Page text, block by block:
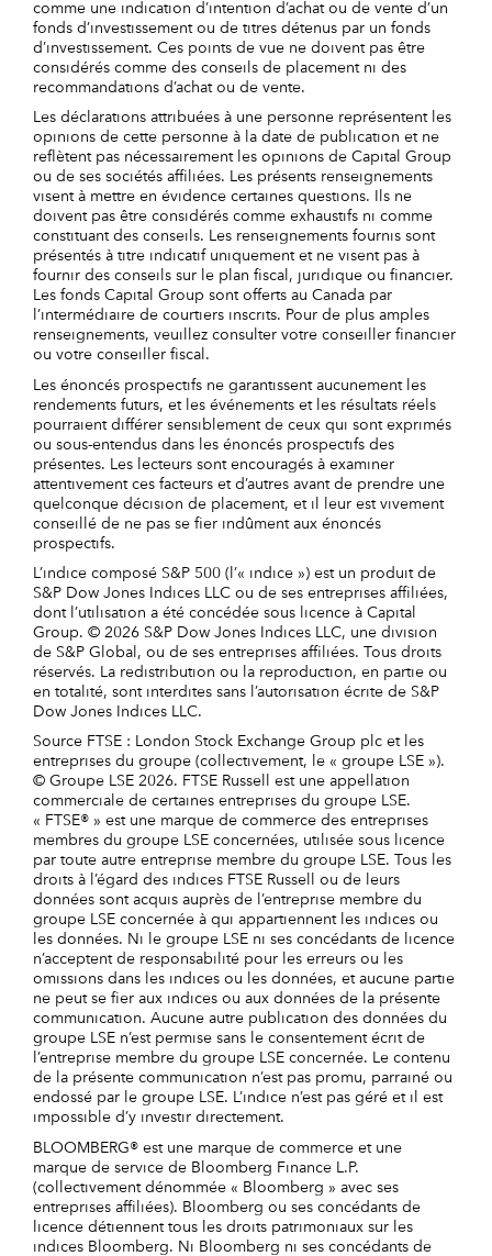
comme une indication d’intention d’achat ou de vente d’un
fonds d’investissement ou de titres détenus par un fonds
d’investissement. Ces points de vue ne doivent pas être
considérés comme des conseils de placement ni des
recommandations d’achat ou de vente.
Les déclarations attribuées à une personne représentent les
opinions de cette personne à la date de publication et ne
reflètent pas nécessairement les opinions de Capital Group
ou de ses sociétés affiliées. Les présents renseignements
visent à mettre en évidence certaines questions. Ils ne
doivent pas être considérés comme exhaustifs ni comme
constituant des conseils. Les renseignements fournis sont
présentés à titre indicatif uniquement et ne visent pas à
fournir des conseils sur le plan fiscal, juridique ou financier.
Les fonds Capital Group sont offerts au Canada par
l’intermédiaire de courtiers inscrits. Pour de plus amples
renseignements, veuillez consulter votre conseiller financier
ou votre conseiller fiscal.
Les énoncés prospectifs ne garantissent aucunement les
rendements futurs, et les événements et les résultats réels
pourraient différer sensiblement de ceux qui sont exprimés
ou sous-entendus dans les énoncés prospectifs des
présentes. Les lecteurs sont encouragés à examiner
attentivement ces facteurs et d’autres avant de prendre une
quelconque décision de placement, et il leur est vivement
conseillé de ne pas se fier indûment aux énoncés
prospectifs.
L’indice composé S&P 500 (l’« indice ») est un produit de
S&P Dow Jones Indices LLC ou de ses entreprises affiliées,
dont l’utilisation a été concédée sous licence à Capital
Group. © 2026 S&P Dow Jones Indices LLC, une division
de S&P Global, ou de ses entreprises affiliées. Tous droits
réservés. La redistribution ou la reproduction, en partie ou
en totalité, sont interdites sans l’autorisation écrite de S&P
Dow Jones Indices LLC.
Source FTSE : London Stock Exchange Group plc et les
entreprises du groupe (collectivement, le « groupe LSE »).
© Groupe LSE 2026. FTSE Russell est une appellation
commerciale de certaines entreprises du groupe LSE.
« FTSE® » est une marque de commerce des entreprises
membres du groupe LSE concernées, utilisée sous licence
par toute autre entreprise membre du groupe LSE. Tous les
droits à l’égard des indices FTSE Russell ou de leurs
données sont acquis auprès de l’entreprise membre du
groupe LSE concernée à qui appartiennent les indices ou
les données. Ni le groupe LSE ni ses concédants de licence
n’acceptent de responsabilité pour les erreurs ou les
omissions dans les indices ou les données, et aucune partie
ne peut se fier aux indices ou aux données de la présente
communication. Aucune autre publication des données du
groupe LSE n’est permise sans le consentement écrit de
l’entreprise membre du groupe LSE concernée. Le contenu
de la présente communication n’est pas promu, parrainé ou
endossé par le groupe LSE. L’indice n’est pas géré et il est
impossible d’y investir directement.
BLOOMBERG® est une marque de commerce et une
marque de service de Bloomberg Finance L.P.
(collectivement dénommée « Bloomberg » avec ses
entreprises affiliées). Bloomberg ou ses concédants de
licence détiennent tous les droits patrimoniaux sur les
indices Bloomberg. Ni Bloomberg ni ses concédants de